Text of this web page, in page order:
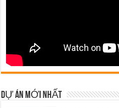
DỰ ÁN MỚI NHẤT